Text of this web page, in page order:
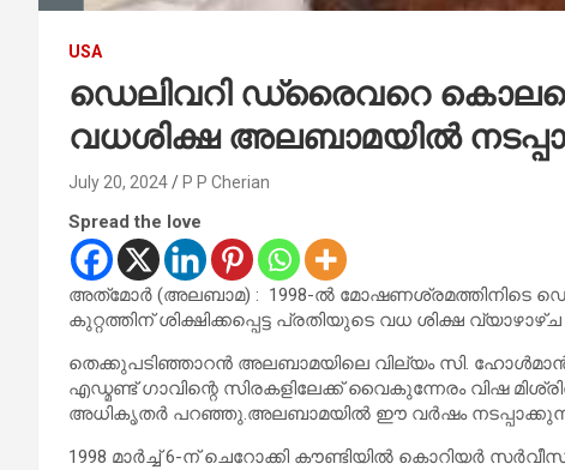
USA
ഡെലിവറി ഡ്രൈവറെ
വധശിക്ഷ അലബാമയിൽ
July 20, 2024 P P Cherian
Spread the love
അത്‌മോർ (അലബാമ) : 1998-ൽ മോഷണശ്രമത്തിനിടെ
കുറ്റത്തിന് ശിക്ഷിക്കപ്പെട്ട പ്രതിയുടെ വധ ശിക്ഷ
തെക്കുപടിഞ്ഞാറൻ അലബാമയിലെ വില്യം സി.
എഡ്മണ്ട് ഗാവിന്റെ സിരകളിലേക്ക് വൈകുന്നേരം വിഷ
അധികൃതർ പറഞ്ഞു.അലബാമയിൽ ഈ വർഷം
1998 മാർച്ച് 6-ന് ചെറോക്കി കൗണ്ടിയിൽ കൊറിയർ